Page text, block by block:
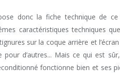
donc la fiche technique de
caractéristiques techniques
sur la coque arrière et
pour d’autres... Mais ce qui est
fonctionne bien et ses